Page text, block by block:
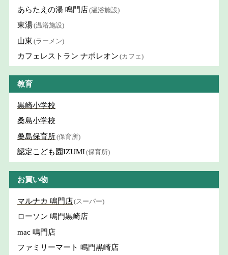
あらたえの湯 鳴門店(温浴施設)
東湯(温浴施設)
山東 (ラーメン)
カフェレストラン ナポレオン (カフェ)
教育
黒崎小学校
桑島小学校
桑島保育所(保育所)
認定こども園IZUMI(保育所)
お買い物
マルナカ 鳴門店(スーパー)
ローソン 鳴門黒崎店
mac 鳴門店
ファミリーマート 鳴門黒崎店